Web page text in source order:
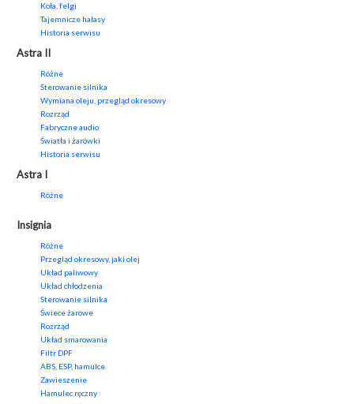
Koła, felgi
Tajemnicze hałasy
Historia serwisu
Astra II
Różne
Sterowanie silnika
Wymiana oleju, przegląd okresowy
Rozrząd
Fabryczne audio
Światła i żarówki
Historia serwisu
Astra I
Różne
Insignia
Różne
Przegląd okresowy, jaki olej
Układ paliwowy
Układ chłodzenia
Sterowanie silnika
Świece żarowe
Rozrząd
Układ smarowania
Filtr DPF
ABS, ESP, hamulce
Zawieszenie
Hamulec ręczny